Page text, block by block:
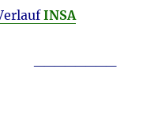
INSA